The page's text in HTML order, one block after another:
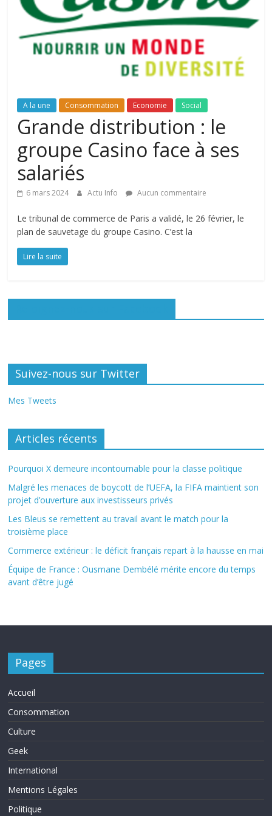
A la une Consommation Economie Social
Grande distribution : le
groupe Casino face à ses
salariés
6 mars 2024 Actu Info Aucun commentaire
Le tribunal de commerce de Paris a validé, le 26 février, le
plan de sauvetage du groupe Casino. C’est la
Lire la suite
Suivez-nous sur Twitter
Mes Tweets
Articles récents
Pourquoi X demeure incontournable pour la classe politique
Malgré les menaces de boycott de l’UEFA, la FIFA maintient son
projet d’ouverture aux investisseurs privés
Les Bleus se remettent au travail avant le match pour la
troisième place
Commerce extérieur : le déficit français repart à la hausse en mai
Équipe de France : Ousmane Dembélé mérite encore du temps
avant d’être jugé
Pages
Accueil
Consommation
Culture
Geek
International
Mentions Légales
Politique